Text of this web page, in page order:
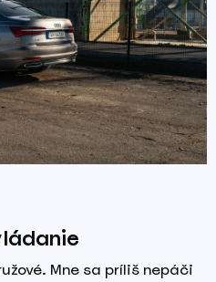
Mne sa príliš nepáči